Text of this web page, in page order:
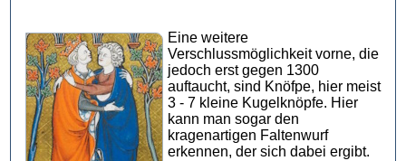
Eine weitere
Verschlussmöglichkeit vorne, die
jedoch erst gegen 1300
auftaucht, sind Knöfpe, hier meist
3 - 7 kleine Kugelknöpfe. Hier
kann man sogar den
kragenartigen Faltenwurf
erkennen, der sich dabei ergibt.